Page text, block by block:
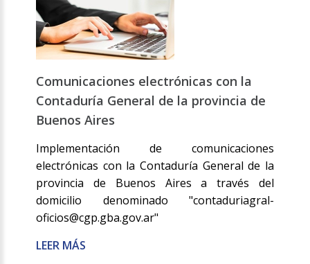
Comunicaciones electrónicas con la
Contaduría General de la provincia de
Buenos Aires
Implementación de comunicaciones
electrónicas con la Contaduría General de la
provincia de Buenos Aires a través del
domicilio denominado "contaduriagral-
oficios@cgp.gba.gov.ar"
LEER MÁS